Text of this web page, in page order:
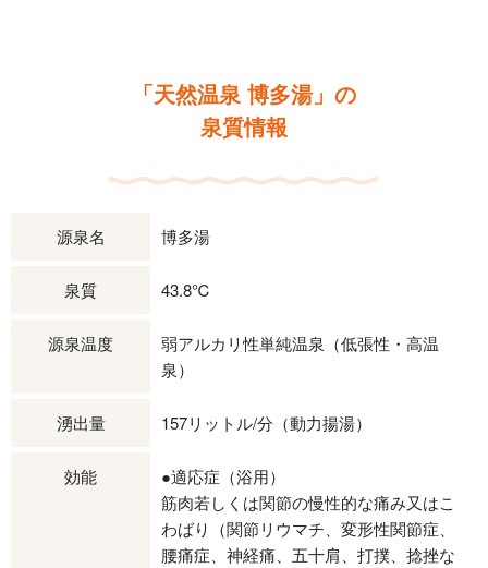
「天然温泉 博多湯」の
泉質情報
源泉名 博多湯
泉質 43.8℃
源泉温度
弱アルカリ性単純温泉（低張性・高温
泉）
湧出量 157リットル/分（動力揚湯）
効能
●適応症（浴用）
筋肉若しくは関節の慢性的な痛み又はこ
わばり（関節リウマチ、変形性関節症、
腰痛症、神経痛、五十肩、打撲、捻挫な